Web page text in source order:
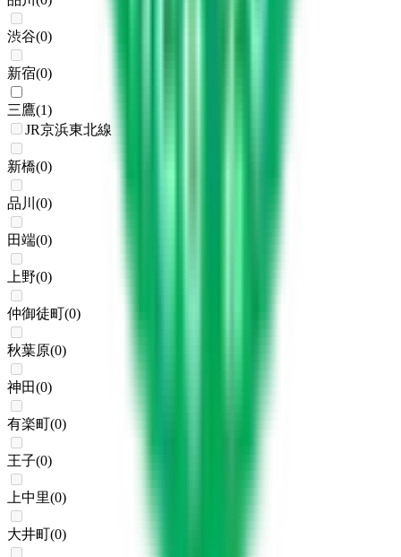
渋谷(0)
新宿(0)
三鷹(1)
JR京浜東北線
新橋(0)
品川 (0)
田端(0)
上野(0)
仲御徒町(0)
秋葉原(0)
神田(0)
有楽町(0)
王子(0)
上中里(0)
大井町(0)